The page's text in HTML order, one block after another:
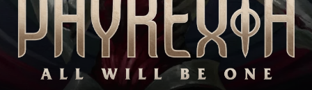
な
る